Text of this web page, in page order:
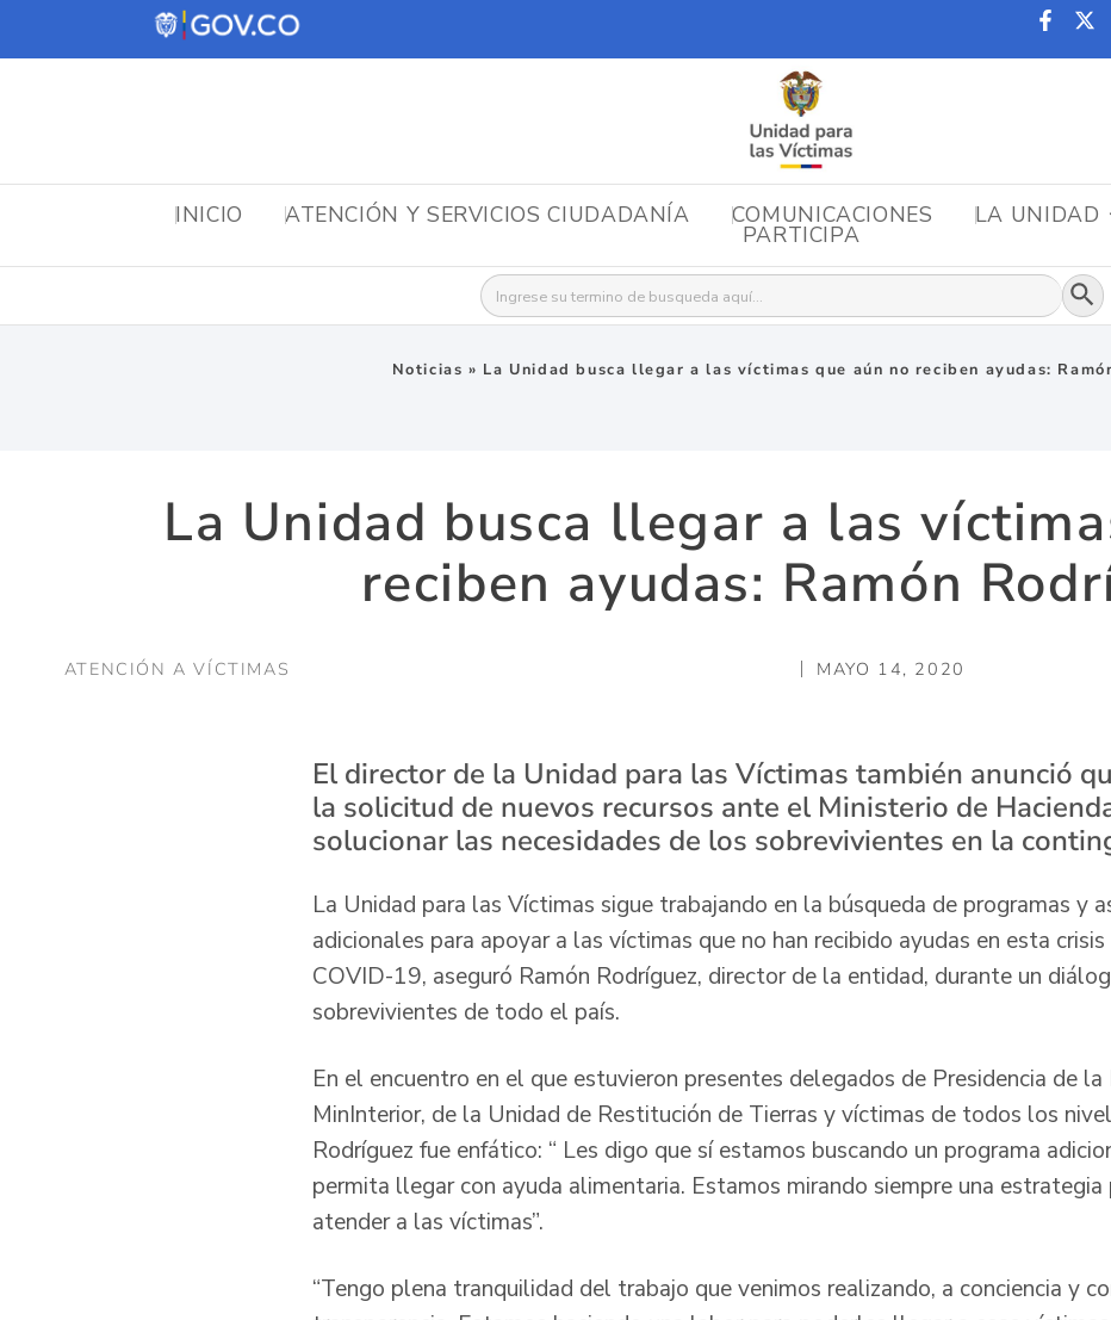
INICIO ATENCIÓN Y SERVICIOS CIUDADANÍA COMUNICACIONES LA UNIDAD
PARTICIPA
Buscar:
Noticias » La Unidad busca llegar a las víctimas que aún no reciben ayudas:
La Unidad busca llegar a las
reciben ayudas: Ramón
ATENCIÓN A VÍCTIMAS MAYO 14, 2020
El director de la Unidad para las Víctimas también anunció
la solicitud de nuevos recursos ante el Ministerio de
solucionar las necesidades de los sobrevivientes en la
La Unidad para las Víctimas sigue trabajando en la búsqueda de programas y
adicionales para apoyar a las víctimas que no han recibido ayudas en esta
COVID-19, aseguró Ramón Rodríguez, director de la entidad, durante un
sobrevivientes de todo el país.
En el encuentro en el que estuvieron presentes delegados de Presidencia de la
MinInterior, de la Unidad de Restitución de Tierras y víctimas de todos los
Rodríguez fue enfático: “ Les digo que sí estamos buscando un programa
permita llegar con ayuda alimentaria. Estamos mirando siempre una estrategia
atender a las víctimas”.
“Tengo plena tranquilidad del trabajo que venimos realizando, a conciencia y